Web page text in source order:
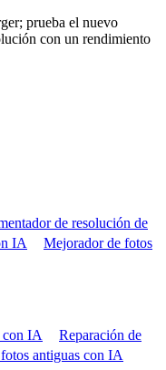
prueba el nuevo
con un rendimiento
de resolución de
IA
Mejorador de fotos
con IA
Reparación de
antiguas con IA